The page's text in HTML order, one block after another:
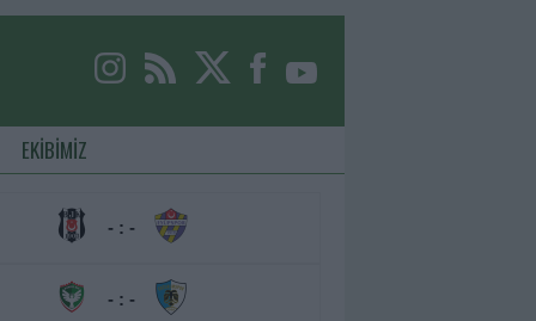
EKİBİMİZ
- : -
- : -